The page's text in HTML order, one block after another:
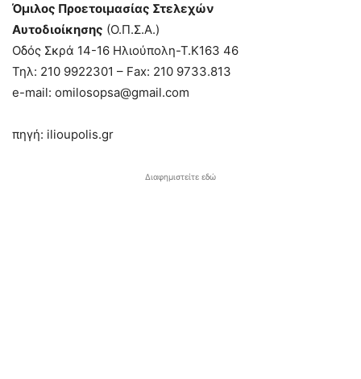
Όμιλος Προετοιμασίας Στελεχών
Αυτοδιοίκησης (Ο.Π.Σ.Α.)
Οδός Σκρά 14-16 Ηλιούπολη-Τ.Κ163 46
Τηλ: 210 9922301 – Fax: 210 9733.813
e-mail: omilosopsa@gmail.com
πηγή: ilioupolis.gr
Διαφημιστείτε εδώ